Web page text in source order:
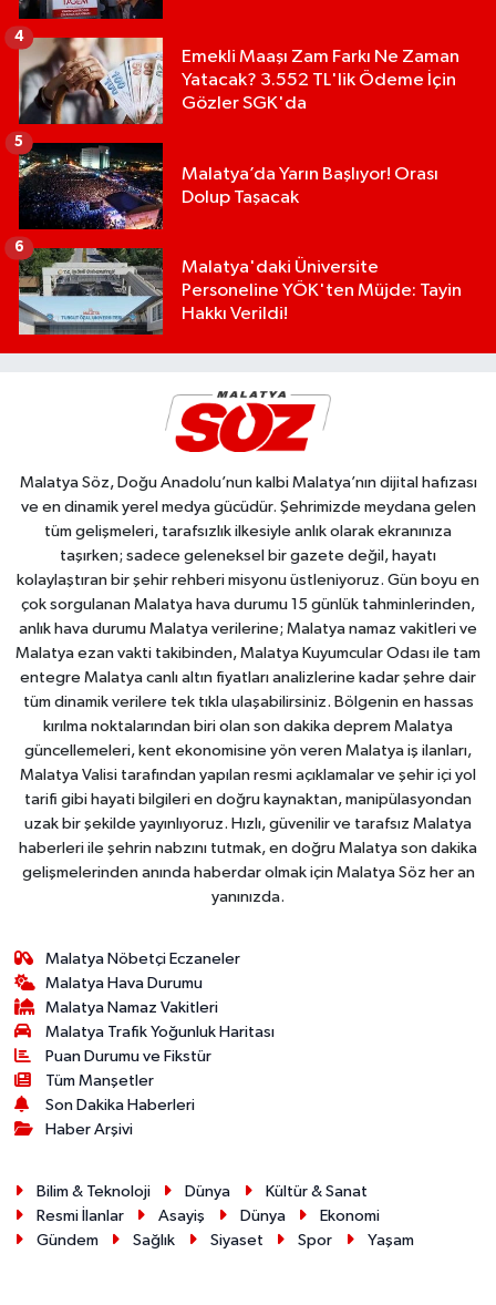
Emekli Maaşı Zam Farkı Ne Zaman
Yatacak? 3.552 TL'lik Ödeme İçin
Gözler SGK'da
4
Malatya’da Yarın Başlıyor! Orası
Dolup Taşacak
5
Malatya'daki Üniversite
Personeline YÖK'ten Müjde: Tayin
Hakkı Verildi!
6
Malatya Söz, Doğu Anadolu’nun kalbi Malatya’nın dijital hafızası
ve en dinamik yerel medya gücüdür. Şehrimizde meydana gelen
tüm gelişmeleri, tarafsızlık ilkesiyle anlık olarak ekranınıza
taşırken; sadece geleneksel bir gazete değil, hayatı
kolaylaştıran bir şehir rehberi misyonu üstleniyoruz. Gün boyu en
çok sorgulanan Malatya hava durumu 15 günlük tahminlerinden,
anlık hava durumu Malatya verilerine; Malatya namaz vakitleri ve
Malatya ezan vakti takibinden, Malatya Kuyumcular Odası ile tam
entegre Malatya canlı altın fiyatları analizlerine kadar şehre dair
tüm dinamik verilere tek tıkla ulaşabilirsiniz. Bölgenin en hassas
kırılma noktalarından biri olan son dakika deprem Malatya
güncellemeleri, kent ekonomisine yön veren Malatya iş ilanları,
Malatya Valisi tarafından yapılan resmi açıklamalar ve şehir içi yol
tarifi gibi hayati bilgileri en doğru kaynaktan, manipülasyondan
uzak bir şekilde yayınlıyoruz. Hızlı, güvenilir ve tarafsız Malatya
haberleri ile şehrin nabzını tutmak, en doğru Malatya son dakika
gelişmelerinden anında haberdar olmak için Malatya Söz her an
yanınızda.
Malatya Nöbetçi Eczaneler
Malatya Hava Durumu
Malatya Namaz Vakitleri
Malatya Trafik Yoğunluk Haritası
Puan Durumu ve Fikstür
Tüm Manşetler
Son Dakika Haberleri
Haber Arşivi
Bilim & Teknoloji Dünya
Kültür & Sanat
Resmi İlanlar
Asayiş Dünya
Ekonomi
Gündem
Sağlık Siyaset Spor Yaşam